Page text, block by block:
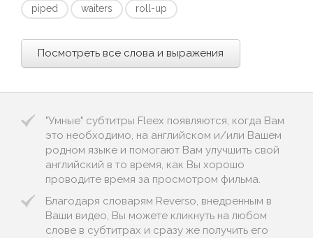
piped
waiters roll-up
Посмотреть все слова и выражения
"Умные" субтитры Fleex появляются, когда Вам
это необходимо, на английском и/или Вашем
родном языке и помогают Вам улучшить свой
английский в то время, как Вы хорошо
проводите время за просмотром фильма.
Благодаря словарям Reverso, внедренным в
Ваши видео, Вы можете кликнуть на любом
слове в субтитрах и сразу же получить его